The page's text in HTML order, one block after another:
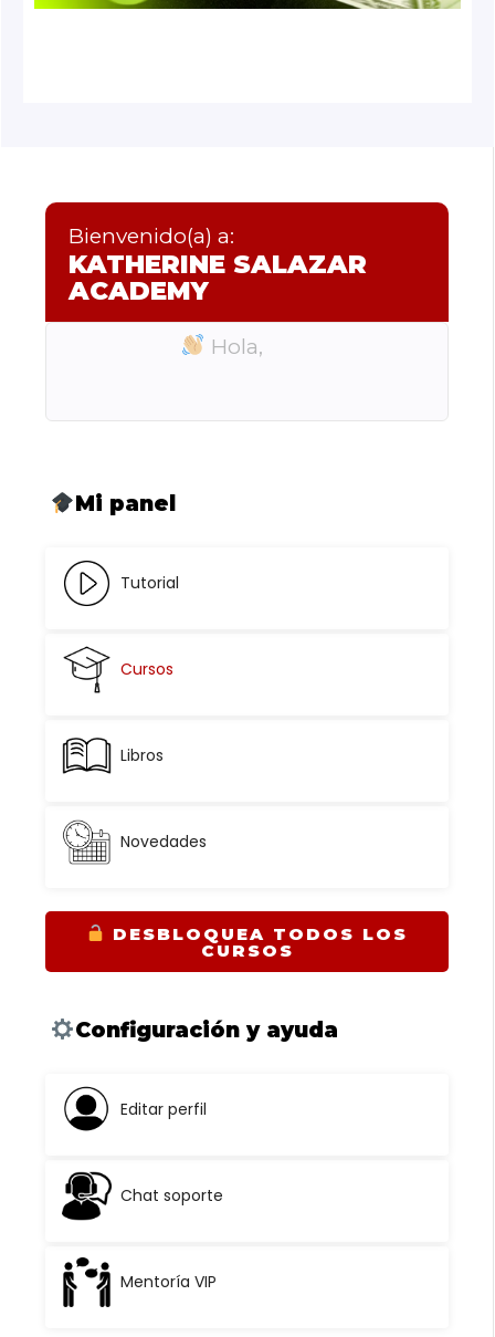
Bienvenido(a) a:
KATHERINE SALAZAR
ACADEMY
Hola,
Mi panel
Tutorial
Cursos
Libros
Novedades
DESBLOQUEA TODOS LOS
CURSOS
Configuración y ayuda
Editar perfil
Chat soporte
Mentoría VIP